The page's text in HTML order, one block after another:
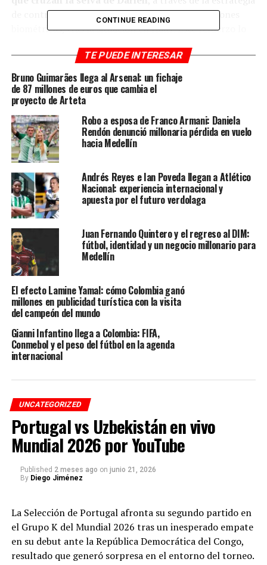
de control de seguridad fronteriza con verificaciones
biométricas, tras la situación en Haití. Este refuerzo lo
personas que cuentan con circular roja y azul de
Interpol.
Por su parte la directora de Migración Colombia Samira
Gozain afirmó que
internacionales otorgan mapas a migrantes en
Colombia, de cómo cruzar la selva de Darién, sin
importar el peligro que representa para los niños.
Cifras entregadas por el Gobierno de Panamá, indican
quede enero a la fecha han pasado por la Selva de
Darién 82,360 migrantes.
“En este mismo periodo se
través de alertas biométricas”, sostienen desde el país
vecino.
De acuerdo con Naciones Unidas, desde el 2022 los
grupos armados que operanen Haití han desatado una
ola de violencia, delincuencia y bloqueos de
carreteras
se ha registrado recientemente, ha dado lugar a una
crisis humanitaria de grandes proporciones.
Cabe destacar queNecoclí y el Distrito Portuario de
por la migración irregular dentro de la subregión
del Urabá.
Parques, andenes de casas, y sectores
públicos han sido tomados por una cantidad de
personas que se refugian, quienes tienen el interés de
UP NEXT
Como pedir un préstamo en España, siendo extranjero
DON'T MISS
¿Cuánto tiempo dura el reporte negativo en
CONTINUE READING
TE PUEDE INTERESAR
Bruno Guimarães llega al Arsenal: un fichaje
de 87 millones de euros que cambia el
proyecto de Arteta
Robo a esposa de Franco Armani: Daniela
Rendón denunció millonaria pérdida en vuelo
hacia Medellín
Andrés Reyes e Ian Poveda llegan a Atlético
Nacional: experiencia internacional y
apuesta por el futuro verdolaga
Juan Fernando Quintero y el regreso al DIM:
fútbol, identidad y un negocio millonario para
Medellín
El efecto Lamine Yamal: cómo Colombia ganó
millones en publicidad turística con la visita
del campeón del mundo
Gianni Infantino llega a Colombia: FIFA,
Conmebol y el peso del fútbol en la agenda
internacional
UNCATEGORIZED
Portugal vs Uzbekistán en vivo
Mundial 2026 por YouTube
Published 2 meses ago on junio 21, 2026
By Diego Jiménez
La Selección de Portugal afronta su segundo partido en
el Grupo K del Mundial 2026 tras un inesperado empate
en su debut ante la República Democrática del Congo,
resultado que generó sorpresa en el entorno del torneo.